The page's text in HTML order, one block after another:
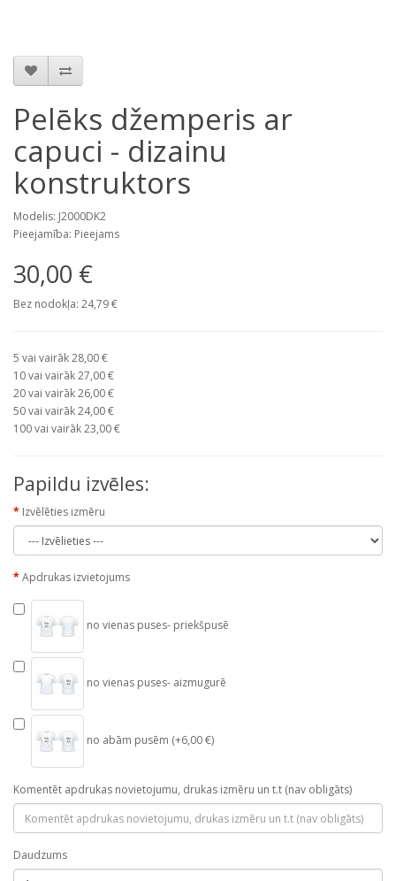
Pelēks džemperis ar
capuci - dizainu
konstruktors
Modelis: J2000DK2
Pieejamība: Pieejams
30,00 €
Bez nodokļa: 24,79 €
5 vai vairāk 28,00 €
10 vai vairāk 27,00 €
20 vai vairāk 26,00 €
50 vai vairāk 24,00 €
100 vai vairāk 23,00 €
Papildu izvēles:
Izvēlēties izmēru
Apdrukas izvietojums
no vienas puses- priekšpusē
no vienas puses- aizmugurē
no abām pusēm (+6,00 €)
Komentēt apdrukas novietojumu, drukas izmēru un t.t (nav obligāts)
Daudzums